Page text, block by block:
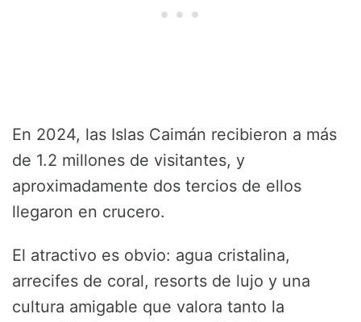
En 2024, las Islas Caimán recibieron a más
de 1.2 millones de visitantes, y
aproximadamente dos tercios de ellos
llegaron en crucero.
El atractivo es obvio: agua cristalina,
arrecifes de coral, resorts de lujo y una
cultura amigable que valora tanto la